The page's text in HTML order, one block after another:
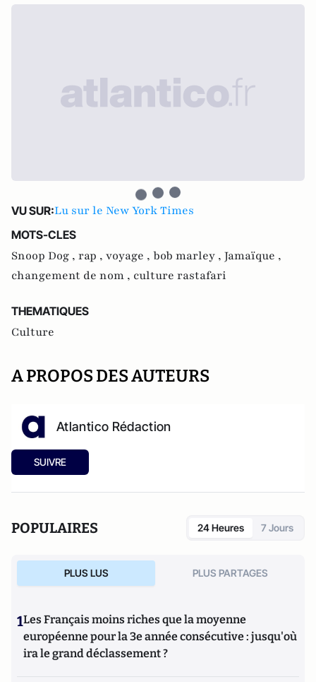
VU SUR:Lu sur le New York Times
MOTS-CLES
Snoop Dog , rap , voyage , bob marley , Jamaïque ,
changement de nom , culture rastafari
THEMATIQUES
Culture
A PROPOS DES AUTEURS
Atlantico Rédaction
SUIVRE
POPULAIRES 24 Heures 7 Jours
PLUS LUS PLUS PARTAGES
1Les Français moins riches que la moyenne
européenne pour la 3e année consécutive : jusqu'où
ira le grand déclassement ?